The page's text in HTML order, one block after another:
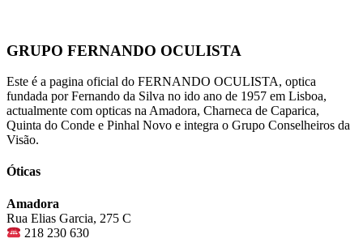
GRUPO FERNANDO OCULISTA
Este é a pagina oficial do FERNANDO OCULISTA, optica
fundada por Fernando da Silva no ido ano de 1957 em Lisboa,
actualmente com opticas na Amadora, Charneca de Caparica,
Quinta do Conde e Pinhal Novo e integra o Grupo Conselheiros da
Visão.
Óticas
Amadora
Rua Elias Garcia, 275 C
218 230 630